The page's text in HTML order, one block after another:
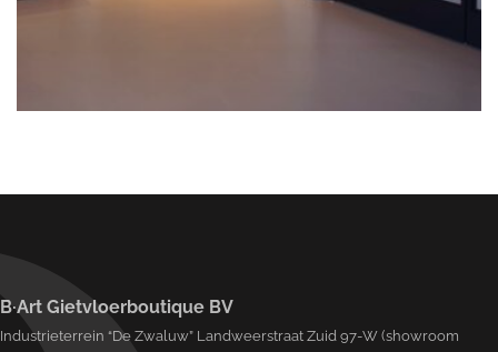
B·Art Gietvloerboutique BV
Industrieterrein “De Zwaluw” Landweerstraat Zuid 97-W (showroom